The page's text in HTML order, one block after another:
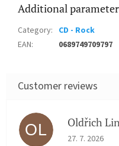
Additional
Category: CD - Rock
EAN: 0689749709797
OL Oldřich
The store
27. 7. 2026